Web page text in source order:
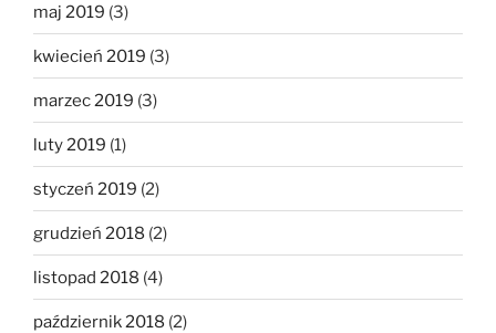
maj 2019 (3)
kwiecień 2019 (3)
marzec 2019 (3)
luty 2019 (1)
styczeń 2019 (2)
grudzień 2018 (2)
listopad 2018 (4)
październik 2018 (2)